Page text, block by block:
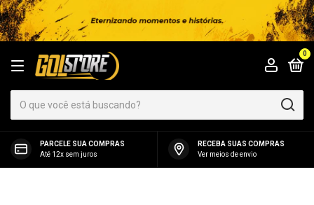
0
PARCELE SUA COMPRAS
Até 12x sem juros
RECEBA SUAS COMPRAS
Ver meios de envio